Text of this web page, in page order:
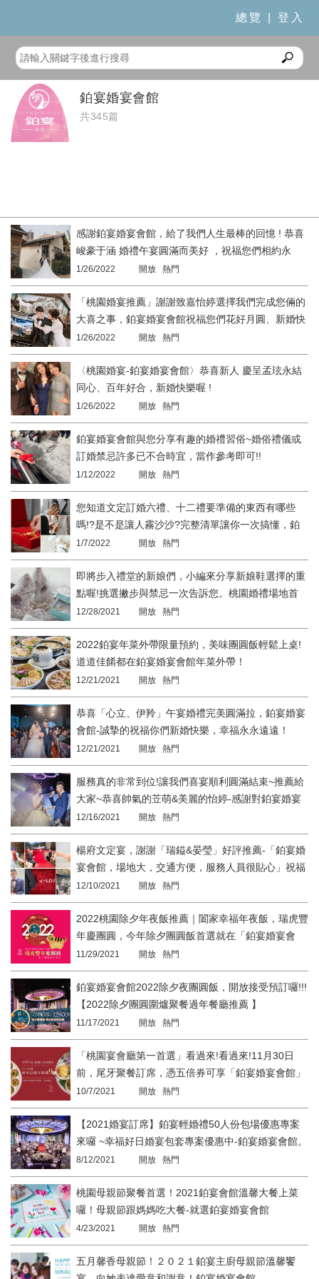
總覽 登入
鉑宴婚宴會館
共345篇
感謝鉑宴婚宴會館，給了我們人生最棒的回憶 ! 恭喜
峻豪于涵 婚禮午宴圓滿而美好 ，祝福您們相約永
久，共諧連理
1/26/2022 開放 熱門
「桃園婚宴推薦」謝謝致嘉怡婷選擇我們完成您倆的
大喜之事，鉑宴婚宴會館祝福您們花好月圓、新婚快
樂~
1/26/2022 開放 熱門
〈桃園婚宴-鉑宴婚宴會館〉恭喜新人 慶呈孟玹永結
同心、百年好合，新婚快樂喔 !
1/26/2022 開放 熱門
鉑宴婚宴會館與您分享有趣的婚禮習俗~婚俗禮儀或
訂婚禁忌許多已不合時宜，當作參考即可!!
1/12/2022 開放 熱門
您知道文定訂婚六禮、十二禮要準備的東西有哪些
嗎!?是不是讓人霧沙沙?完整清單讓你一次搞懂，鉑
宴婚宴會館。
1/7/2022 開放 熱門
即將步入禮堂的新娘們，小編來分享新娘鞋選擇的重
點喔!挑選撇步與禁忌一次告訴您。桃園婚禮場地首
選-鉑宴婚宴會館
12/28/2021 開放 熱門
2022鉑宴年菜外帶限量預約，美味團圓飯輕鬆上桌!
道道佳餚都在鉑宴婚宴會館年菜外帶！
12/21/2021 開放 熱門
恭喜「心立、伊羚」午宴婚禮完美圓滿拉，鉑宴婚宴
會館-誠摯的祝福你們新婚快樂，幸福永永遠遠！
12/21/2021 開放 熱門
服務真的非常到位!讓我們喜宴順利圓滿結束~推薦給
大家~恭喜帥氣的苙萌&美麗的怡婷-感謝對鉑宴婚宴
會館婚的好評價-桃園婚宴唯一選擇!
12/16/2021 開放 熱門
楊府文定宴，謝謝「瑞鎰&晏瑩」好評推薦-「鉑宴婚
宴會館，場地大，交通方便，服務人員很貼心」祝福
新婚愉快 !
12/10/2021 開放 熱門
2022桃園除夕年夜飯推薦｜闔家幸福年夜飯，瑞虎豐
年慶團圓，今年除夕團圓飯首選就在「鉑宴婚宴會
館」享用最美味的年菜！
11/29/2021 開放 熱門
鉑宴婚宴會館2022除夕夜團圓飯，開放接受預訂囉!!!
【2022除夕團圓圍爐聚餐過年餐廳推薦 】
11/17/2021 開放 熱門
「桃園宴會廳第一首選」看過來!看過來!11月30日
前，尾牙聚餐訂席，憑五倍券可享「鉑宴婚宴會館」
早鳥價9折優惠喔~ 訂席大方送「千千有禮 萬千加
碼」。
10/7/2021 開放 熱門
【2021婚宴訂席】鉑宴輕婚禮50人份包場優惠專案
來囉 ~幸福好日婚宴包套專案優惠中-鉑宴婚宴會館。
8/12/2021 開放 熱門
桃園母親節聚餐首選！2021鉑宴會館溫馨大餐上菜
囉！母親節跟媽媽吃大餐-就選鉑宴婚宴會館
4/23/2021 開放 熱門
五月馨香母親節！２０２１鉑宴主廚母親節溫馨饗